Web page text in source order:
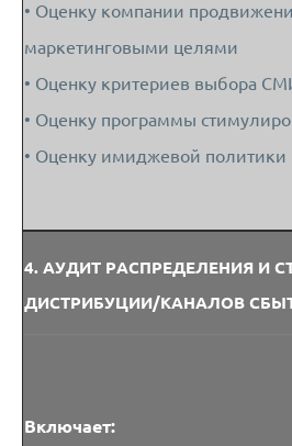
• Оценку компании
маркетинговыми целями
• Оценку критериев выбора
• Оценку программы
• Оценку имиджевой политики
4. АУДИТ РАСПРЕДЕЛЕНИЯ И
ДИСТРИБУЦИИ/КАНАЛОВ
Включает: